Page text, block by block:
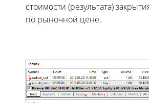
стоимости (результата)
по рыночной цене.